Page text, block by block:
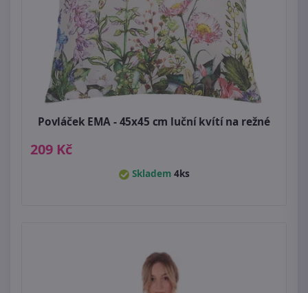
Povláček EMA - 45x45 cm luční kvítí na režné
209 Kč
Skladem 4ks